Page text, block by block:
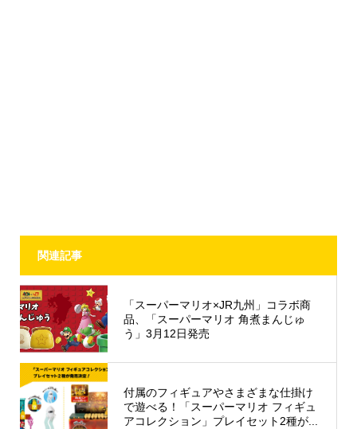
関連記事
「スーパーマリオ×JR九州」コラボ商
品、「スーパーマリオ 角煮まんじゅ
う」3月12日発売
付属のフィギュアやさまざまな仕掛け
で遊べる！「スーパーマリオ フィギュ
アコレクション」プレイセット2種が...